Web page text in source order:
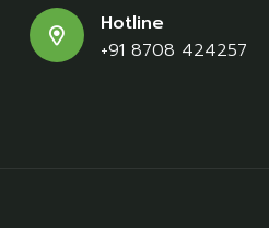
Hotline
+91 8708 424257